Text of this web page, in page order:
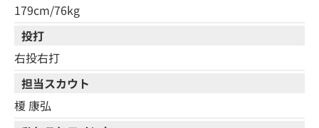
179cm/76kg
投打
右投右打
担当スカウト
榎 康弘